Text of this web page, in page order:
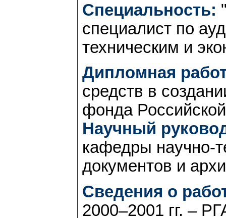
Специальность:
специалист по
техническим и
Дипломная
средств в
фонда
Научный
кафедры научно-
документов и
Сведения о
2000–2001 гг. –